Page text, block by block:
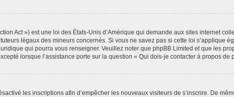
Act ») est une loi des États-Unis d’Amérique qui demande aux sites internet
légaux des mineurs concernés. Si vous ne savez pas si cette loi s’applique
qui pourra vous renseigner. Veuillez noter que phpBB Limited et que les
lorsque l’assistance porte sur la question « Qui dois-je contacter à propos de
les inscriptions afin d’empêcher les nouveaux visiteurs de s’inscrire. De